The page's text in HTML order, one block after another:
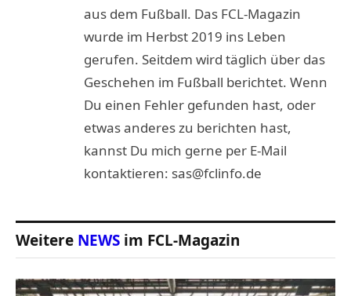
aus dem Fußball. Das FCL-Magazin
wurde im Herbst 2019 ins Leben
gerufen. Seitdem wird täglich über das
Geschehen im Fußball berichtet. Wenn
Du einen Fehler gefunden hast, oder
etwas anderes zu berichten hast,
kannst Du mich gerne per E-Mail
kontaktieren: sas@fclinfo.de
Weitere NEWS im FCL-Magazin